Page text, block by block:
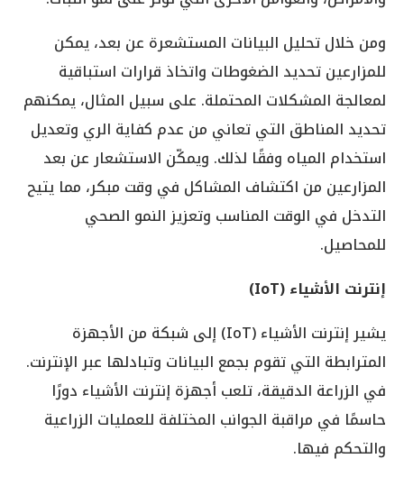
ومن خلال تحليل البيانات المستشعرة عن بعد، يمكن
للمزارعين تحديد الضغوطات واتخاذ قرارات استباقية
لمعالجة المشكلات المحتملة. على سبيل المثال، يمكنهم
تحديد المناطق التي تعاني من عدم كفاية الري وتعديل
استخدام المياه وفقًا لذلك. ويمكّن الاستشعار عن بعد
المزارعين من اكتشاف المشاكل في وقت مبكر، مما يتيح
التدخل في الوقت المناسب وتعزيز النمو الصحي
للمحاصيل.
إنترنت الأشياء (IoT
)
يشير إنترنت الأشياء (IoT) إلى شبكة من الأجهزة
المترابطة التي تقوم بجمع البيانات وتبادلها عبر الإنترنت.
في الزراعة الدقيقة، تلعب أجهزة إنترنت الأشياء دورًا
حاسمًا في مراقبة الجوانب المختلفة للعمليات الزراعية
والتحكم فيها.